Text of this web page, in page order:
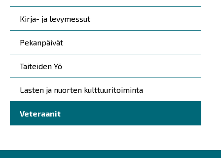
Kirja- ja levymessut
Pekanpäivät
Taiteiden Yö
Lasten ja nuorten kulttuuritoiminta
Veteraanit